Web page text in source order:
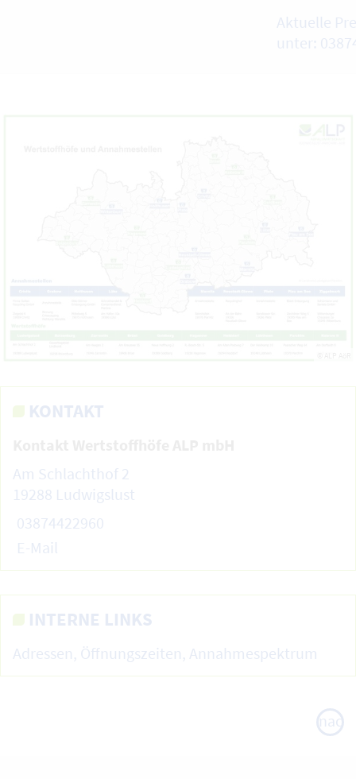
Aktuelle
unter:
KONTAKT
Am Schlachthof 2
19288 Ludwigslust
03874422960
E-Mail
INTERNE LINKS
Adressen, Öffnungszeiten, Annahmespektrum
nach
oben